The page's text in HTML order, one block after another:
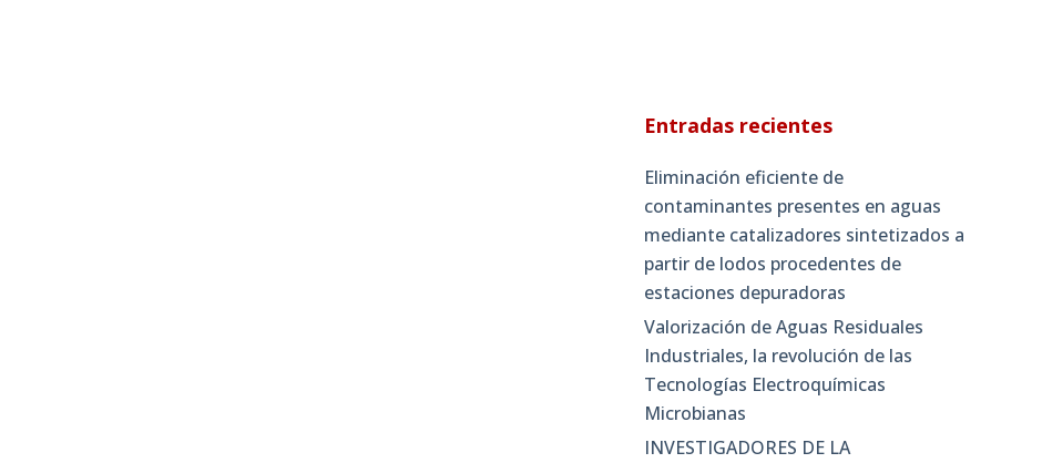
Entradas recientes
Eliminación eficiente de
contaminantes presentes en aguas
mediante catalizadores sintetizados a
partir de lodos procedentes de
estaciones depuradoras
Valorización de Aguas Residuales
Industriales, la revolución de las
Tecnologías Electroquímicas
Microbianas
INVESTIGADORES DE LA